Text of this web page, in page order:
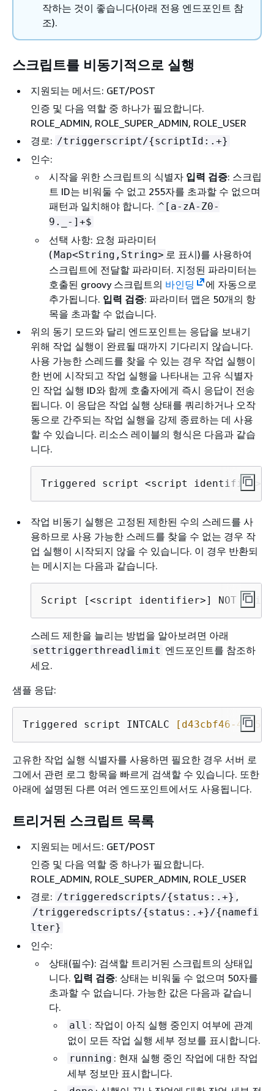
작하는 것이 좋습니다(아래 전용 엔드포인트 참
조).
스크립트를 비동기적으로 실행
지원되는 메서드: GET/POST
인증 및 다음 역할 중 하나가 필요합니다.
ROLE_ADMIN, ROLE_SUPER_ADMIN, ROLE_USER
경로: /triggerscript/{scriptId:.+}
인수:
시작을 위한 스크립트의 식별자 입력 검증: 스크립
트 ID는 비워둘 수 없고 255자를 초과할 수 없으며
패턴과 일치해야 합니다. ^[a-zA-Z0-
9._-]+$
선택 사항: 요청 파라미터
(Map<String,String> 로 표시)를 사용하여
스크립트에 전달할 파라미터. 지정된 파라미터는
호출된 groovy 스크립트의 바인딩
에 자동으로
추가됩니다. 입력 검증: 파라미터 맵은 50개의 항
목을 초과할 수 없습니다.
위의 동기 모드와 달리 엔드포인트는 응답을 보내기
위해 작업 실행이 완료될 때까지 기다리지 않습니다.
사용 가능한 스레드를 찾을 수 있는 경우 작업 실행이
한 번에 시작되고 작업 실행을 나타내는 고유 식별자
인 작업 실행 ID와 함께 호출자에게 즉시 응답이 전송
됩니다. 이 응답은 작업 실행 상태를 쿼리하거나 오작
동으로 간주되는 작업 실행을 강제 종료하는 데 사용
할 수 있습니다. 리소스 레이블의 형식은 다음과 같습
니다.
Triggered script <script identifier
작업 비동기 실행은 고정된 제한된 수의 스레드를 사
용하므로 사용 가능한 스레드를 찾을 수 없는 경우 작
업 실행이 시작되지 않을 수 있습니다. 이 경우 반환되
는 메시지는 다음과 같습니다.
Script [<script identifier>] NOT
스레드 제한을 늘리는 방법을 알아보려면 아래
settriggerthreadlimit 엔드포인트를 참조하
세요.
샘플 응답:
Triggered script INTCALC [d43cbf46-4255-
고유한 작업 실행 식별자를 사용하면 필요한 경우 서버 로
그에서 관련 로그 항목을 빠르게 검색할 수 있습니다. 또한
아래에 설명된 다른 여러 엔드포인트에서도 사용됩니다.
트리거된 스크립트 목록
지원되는 메서드: GET/POST
인증 및 다음 역할 중 하나가 필요합니다.
ROLE_ADMIN, ROLE_SUPER_ADMIN, ROLE_USER
경로: /triggeredscripts/{status:.+} ,
/triggeredscripts/{status:.+}/{namefi
lter}
인수:
상태(필수): 검색할 트리거된 스크립트의 상태입
니다. 입력 검증: 상태는 비워둘 수 없으며 50자를
초과할 수 없습니다. 가능한 값은 다음과 같습니
다.
all : 작업이 아직 실행 중인지 여부에 관계
없이 모든 작업 실행 세부 정보를 표시합니다.
running : 현재 실행 중인 작업에 대한 작업
세부 정보만 표시합니다.